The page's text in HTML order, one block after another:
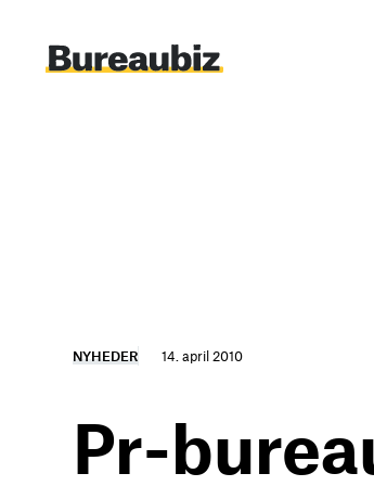
indhold
NYHEDER 14. april 2010
Pr-